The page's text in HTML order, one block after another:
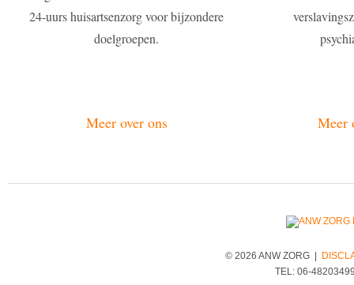
24-uurs huisartsenzorg voor bijzondere
doelgroepen.
Meer over ons Meer
© 2026 ANW ZORG |
TEL: 06-